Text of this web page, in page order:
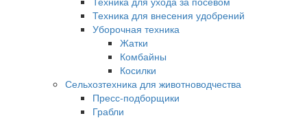
Техника для внесения удобрений
Уборочная техника
Жатки
Комбайны
Косилки
Сельхозтехника для животноводчества
Пресс-подборщики
Грабли